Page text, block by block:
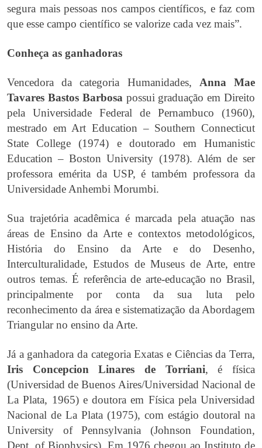
segura mais pessoas nos campos científicos, e faz com
que esse campo científico se valorize cada vez mais”.
Conheça as ganhadoras
Vencedora da categoria Humanidades, Anna Mae
Tavares Bastos Barbosa possui graduação em Direito
pela Universidade Federal de Pernambuco (1960),
mestrado em Art Education – Southern Connecticut
State College (1974) e doutorado em Humanistic
Education – Boston University (1978). Além de ser
professora emérita da USP, é também professora da
Universidade Anhembi Morumbi.
Sua trajetória acadêmica é marcada pela atuação nas
áreas de Ensino da Arte e contextos metodológicos,
História do Ensino da Arte e do Desenho,
Interculturalidade, Estudos de Museus de Arte, entre
outros temas. É referência de arte-educação no Brasil,
principalmente por conta da sua luta pelo
reconhecimento da área e sistematização da Abordagem
Triangular no ensino da Arte.
Já a ganhadora da categoria Exatas e Ciências da Terra,
Iris Concepcion Linares de Torriani, é física
(Universidad de Buenos Aires/Universidad Nacional de
La Plata, 1965) e doutora em Física pela Universidad
Nacional de La Plata (1975), com estágio doutoral na
University of Pennsylvania (Johnson Foundation,
Dept. of Biophysics). Em 1976 chegou ao Instituto de